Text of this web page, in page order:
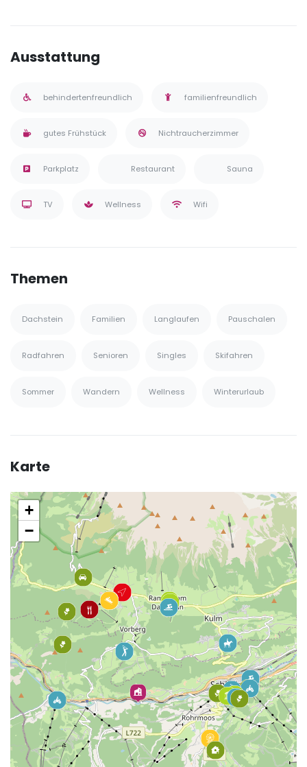
Ausstattung
behindertenfreundlich familienfreundlich
gutes Frühstück Nichtraucherzimmer
Parkplatz Restaurant Sauna
TV Wellness Wifi
Themen
Dachstein Familien Langlaufen Pauschalen
Radfahren Senioren Singles Skifahren
Sommer Wandern Wellness Winterurlaub
Karte
+
−